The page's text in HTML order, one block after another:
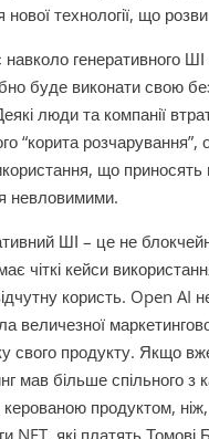
технології, що
навколо генеративного
буде виконати свою
люди та компанії
“корита розчарування”,
що приносять
невловимими.
ШІ – це не
чіткі кейси
користь. Open AI
величезної
свого продукту. Якщо
мав більше спільного з
керованою продуктом,